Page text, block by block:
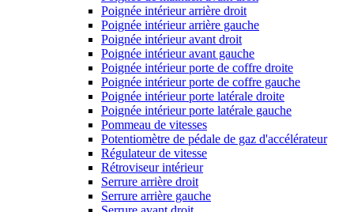
Poignée intérieur arrière droit
Poignée intérieur arrière gauche
Poignée intérieur avant droit
Poignée intérieur avant gauche
Poignée intérieur porte de coffre droite
Poignée intérieur porte de coffre gauche
Poignée intérieur porte latérale droite
Poignée intérieur porte latérale gauche
Pommeau de vitesses
Potentiomètre de pédale de gaz d'accélérateur
Régulateur de vitesse
Rétroviseur intérieur
Serrure arrière droit
Serrure arrière gauche